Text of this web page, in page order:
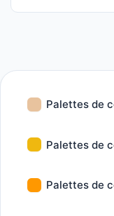
Palettes de
Palettes de
Palettes de